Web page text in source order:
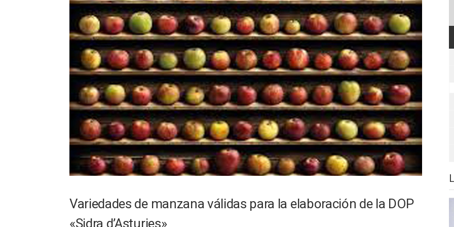
Variedades de manzana válidas para la elaboración de la DOP
«Sidra d’Asturies»